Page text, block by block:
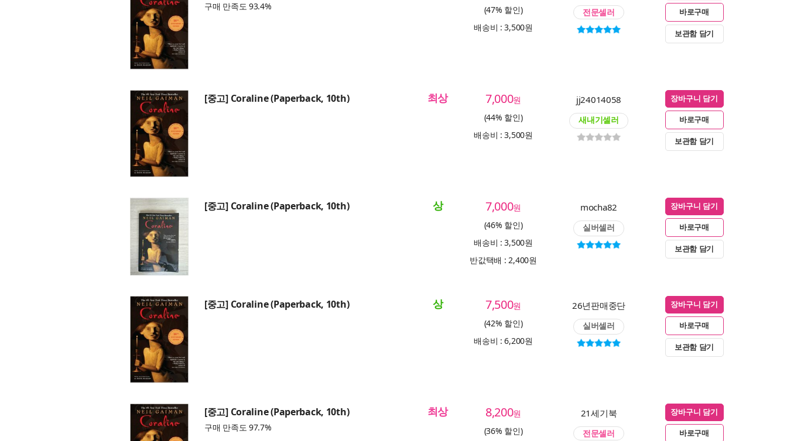
구매 만족도 93.4%
(47% 할인)
배송비 : 3,500원
전문셀러 바로구매
보관함 담기
[중고] Coraline (Paperback, 10th) 최상 7,000원
(44% 할인)
배송비 : 3,500원
jj24014058
새내기셀러
장바구니 담기
바로구매
보관함 담기
[중고] Coraline (Paperback, 10th) 상 7,000원
(46% 할인)
배송비 : 3,500원
반값택배 : 2,400원
mocha82
실버셀러
장바구니 담기
바로구매
보관함 담기
[중고] Coraline (Paperback, 10th) 상 7,500원
(42% 할인)
배송비 : 6,200원
26년판매중단
실버셀러
장바구니 담기
바로구매
보관함 담기
[중고] Coraline (Paperback, 10th)
구매 만족도 97.7%
최상 8,200원
(36% 할인)
21세기북
전문셀러
장바구니 담기
바로구매